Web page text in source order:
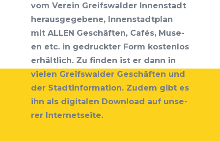
vom Ver­ein Greifs­wal­der Innen­stadt
her­aus­ge­ge­be­ne, Innen­stadt­plan
mit ALLEN Geschäf­ten, Cafés, Muse­
en etc. in gedruck­ter Form kos­ten­los
erhält­lich. Zu fin­den ist er dann in
vie­len Greifs­wal­der Geschäf­ten und
der Stadt­in­for­ma­ti­on. Zudem gibt es
ihn als digi­ta­len Down­load auf unse­
rer Internetseite.